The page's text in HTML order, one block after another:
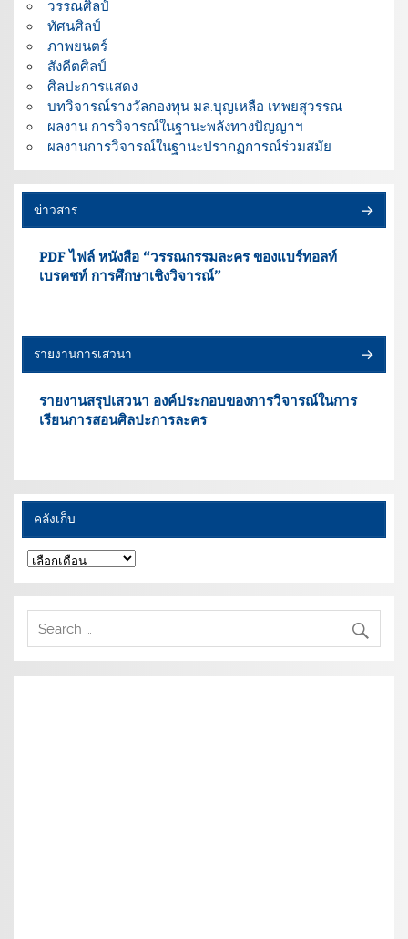
วรรณศิลป์
ทัศนศิลป์
ภาพยนตร์
สังคีตศิลป์
ศิลปะการแสดง
บทวิจารณ์รางวัลกองทุน มล.บุญเหลือ เทพยสุวรรณ
ผลงาน การวิจารณ์ในฐานะพลังทางปัญญาฯ
ผลงานการวิจารณ์ในฐานะปรากฏการณ์ร่วมสมัย
ข่าวสาร
PDF ไฟล์ หนังสือ “วรรณกรรมละคร ของแบร์ทอลท์
เบรคชท์ การศึกษาเชิงวิจารณ์”
รายงานการเสวนา
รายงานสรุปเสวนา องค์ประกอบของการวิจารณ์ในการ
เรียนการสอนศิลปะการละคร
คลังเก็บ
คลัง
เก็บ